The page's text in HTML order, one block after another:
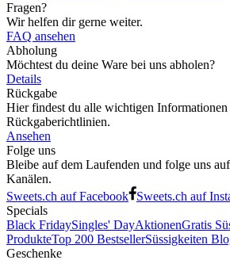
Fragen?
Wir helfen dir gerne weiter.
FAQ ansehen
Abholung
Möchtest du deine Ware bei uns abholen?
Details
Rückgabe
Hier findest du alle wichtigen Informationen
Rückgaberichtlinien.
Ansehen
Folge uns
Bleibe auf dem Laufenden und folge uns
Kanälen.
Sweets.ch auf Facebook
Sweets.ch auf
Specials
Black FridaySingles' DayAktionenGratis
ProdukteTop 200 BestsellerSüssigkeiten
Geschenke